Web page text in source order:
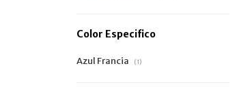
Color Especifico
Azul Francia (1)